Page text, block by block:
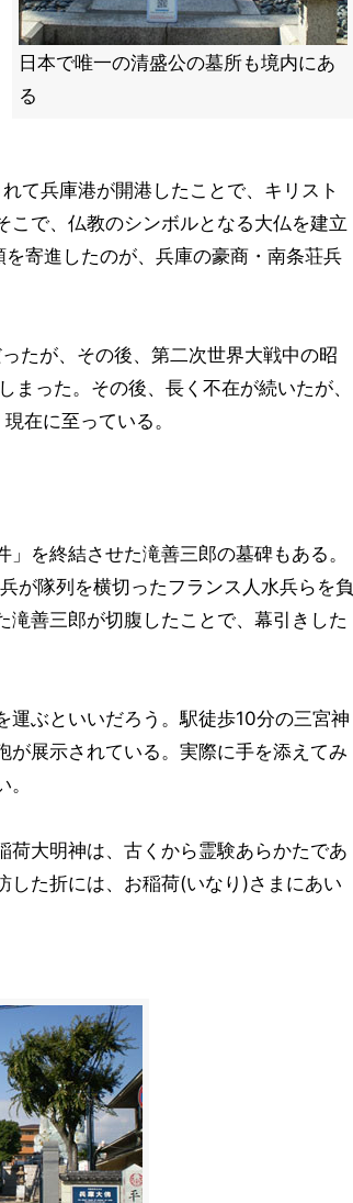
日本で唯一の清盛公の墓所も境内にあ
る
て兵庫港が開港したことで、キリスト
で、仏教のシンボルとなる大仏を建立
寄進したのが、兵庫の豪商・南条荘兵
たが、その後、第二次世界大戦中の昭
った。その後、長く不在が続いたが、
在に至っている。
を終結させた滝善三郎の墓碑もある。
が隊列を横切ったフランス人水兵らを負
善三郎が切腹したことで、幕引きした
運ぶといいだろう。駅徒歩10分の三宮神
展示されている。実際に手を添えてみ
荷大明神は、古くから霊験あらかたであ
した折には、お稲荷(いなり)さまにあい